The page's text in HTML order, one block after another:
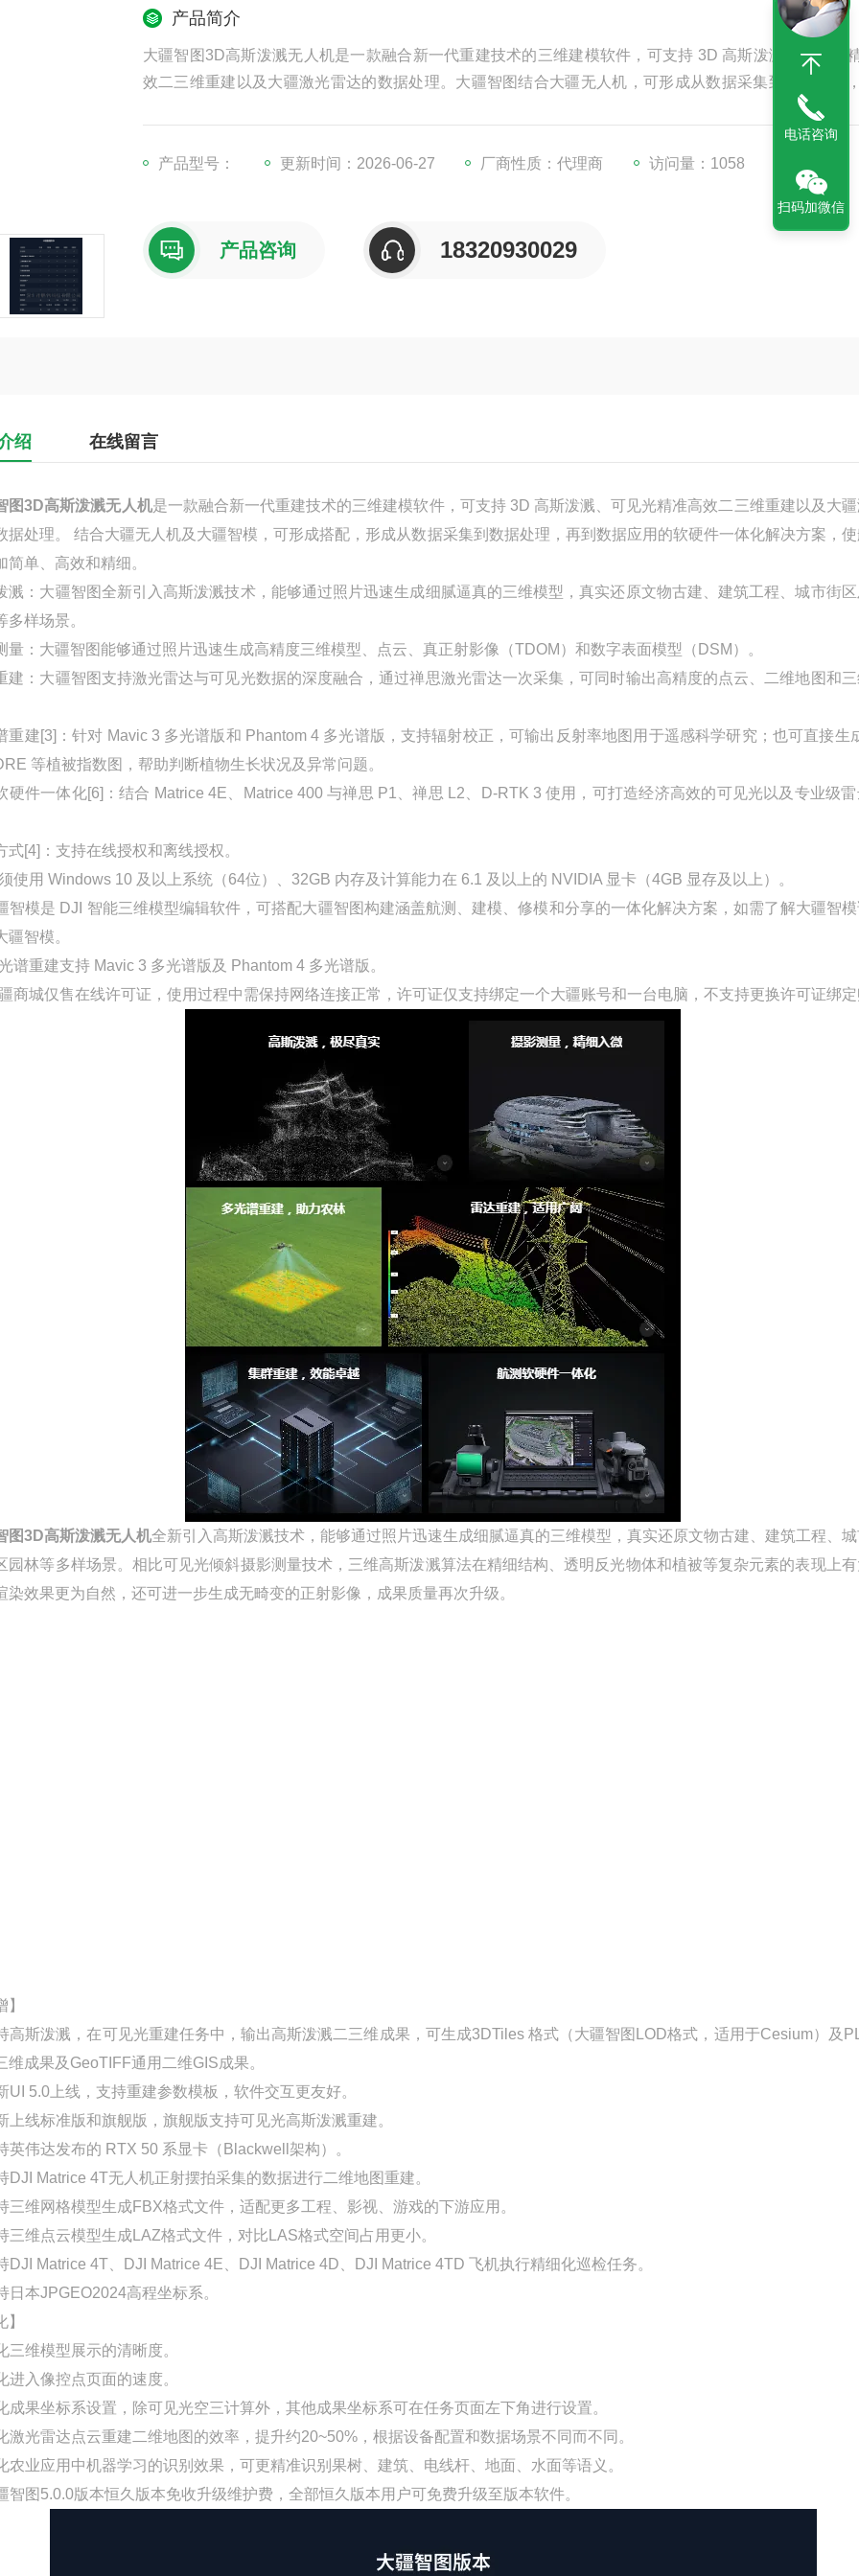
产品简介
大疆智图3D高斯泼溅无人机是一款融合新一代重建技术的三维建模软件，可支持 3D 高斯泼溅、可见光
效二三维重建以及大疆激光雷达的数据处理。大疆智图结合大疆无人机，可形成从数据采集到数据处理
产品型号： 更新时间：2026-06-27 厂商性质：代理商 访问量：1058
产品咨询 18320930029
绍 在线留言
图3D高斯泼溅无人机是一款融合新一代重建技术的三维建模软件，可支持 3D 高斯泼溅、可见光精准高效二三维重建以及大
据处理。 结合大疆无人机及大疆智模，可形成搭配，形成从数据采集到数据处理，再到数据应用的软硬件一体化解决方案，
简单、高效和精细。
溅：大疆智图全新引入高斯泼溅技术，能够通过照片迅速生成细腻逼真的三维模型，真实还原文物古建、建筑工程、城市街
多样场景。
量：大疆智图能够通过照片迅速生成高精度三维模型、点云、真正射影像（TDOM）和数字表面模型（DSM）。
建：大疆智图支持激光雷达与可见光数据的深度融合，通过禅思激光雷达一次采集，可同时输出高精度的点云、二维地图和
重建[3]：针对 Mavic 3 多光谱版和 Phantom 4 多光谱版，支持辐射校正，可输出反射率地图用于遥感科学研究；也可直接生
等植被指数图，帮助判断植物生长状况及异常问题。
硬件一体化[6]：结合 Matrice 4E、Matrice 400 与禅思 P1、禅思 L2、D-RTK 3 使用，可打造经济高效的可见光以及专业级
式[4]：支持在线授权和离线授权。
使用 Windows 10 及以上系统（64位）、32GB 内存及计算能力在 6.1 及以上的 NVIDIA 显卡（4GB 显存及以上）。
智模是 DJI 智能三维模型编辑软件，可搭配大疆智图构建涵盖航测、建模、修模和分享的一体化解决方案，如需了解大疆智
疆智模。
谱重建支持 Mavic 3 多光谱版及 Phantom 4 多光谱版。
商城仅售在线许可证，使用过程中需保持网络连接正常，许可证仅支持绑定一个大疆账号和一台电脑，不支持更换许可证绑
图3D高斯泼溅无人机全新引入高斯泼溅技术，能够通过照片迅速生成细腻逼真的三维模型，真实还原文物古建、建筑工程、
园林等多样场景。相比可见光倾斜摄影测量技术，三维高斯泼溅算法在精细结构、透明反光物体和植被等复杂元素的表现上
染效果更为自然，还可进一步生成无畸变的正射影像，成果质量再次升级。
】
高斯泼溅，在可见光重建任务中，输出高斯泼溅二三维成果，可生成3DTiles 格式（大疆智图LOD格式，适用于Cesium）及
维成果及GeoTIFF通用二维GIS成果。
UI 5.0上线，支持重建参数模板，软件交互更友好。
上线标准版和旗舰版，旗舰版支持可见光高斯泼溅重建。
英伟达发布的 RTX 50 系显卡（Blackwell架构）。
DJI Matrice 4T无人机正射摆拍采集的数据进行二维地图重建。
三维网格模型生成FBX格式文件，适配更多工程、影视、游戏的下游应用。
三维点云模型生成LAZ格式文件，对比LAS格式空间占用更小。
DJI Matrice 4T、DJI Matrice 4E、DJI Matrice 4D、DJI Matrice 4TD 飞机执行精细化巡检任务。
日本JPGEO2024高程坐标系。
】
三维模型展示的清晰度。
进入像控点页面的速度。
成果坐标系设置，除可见光空三计算外，其他成果坐标系可在任务页面左下角进行设置。
激光雷达点云重建二维地图的效率，提升约20~50%，根据设备配置和数据场景不同而不同。
农业应用中机器学习的识别效果，可更精准识别果树、建筑、电线杆、地面、水面等语义。
智图5.0.0版本恒久版本免收升级维护费，全部恒久版本用户可免费升级至版本软件。
电话咨询
扫码加微信